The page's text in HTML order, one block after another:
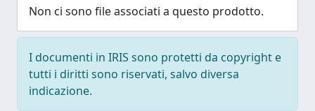
Non ci sono file associati a questo prodotto.
I documenti in IRIS sono protetti da copyright e
tutti i diritti sono riservati, salvo diversa
indicazione.